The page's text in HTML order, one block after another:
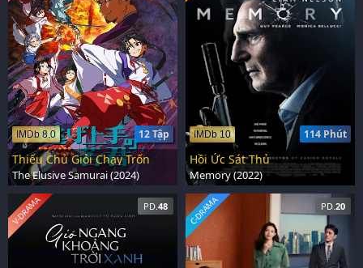
12 Tập
IMDb 8.0
Thiếu Chủ Giỏi Chạy Trốn
The Elusive Samurai (2024)
114 Phút
IMDb 10
Hồi Ức Sát Thủ
Memory (2022)
PD. 48
V-DRAMA PD. 20
C-DRAMA